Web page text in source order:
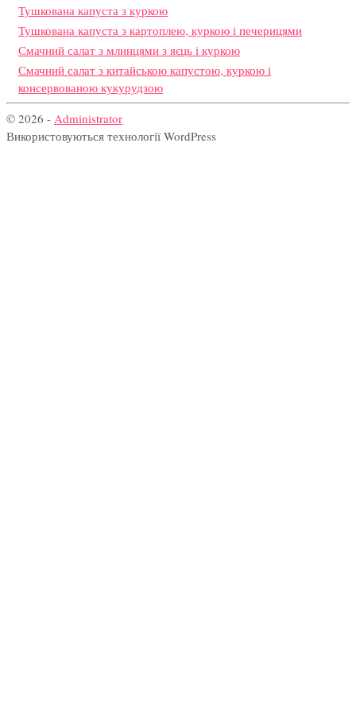
Тушкована капуста з куркою
Тушкована капуста з картоплею, куркою і печерицями
Смачний салат з млинцями з яєць і куркою
Смачний салат з китайською капустою, куркою і
консервованою кукурудзою
© 2026 - Administrator
Використовуються технології WordPress